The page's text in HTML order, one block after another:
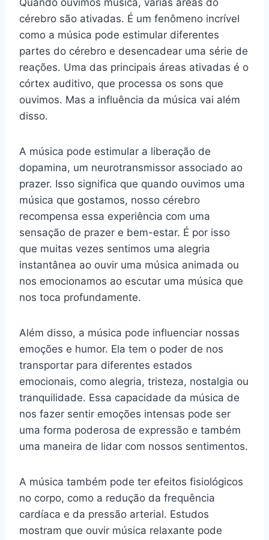
Quando ouvimos música, várias áreas do
cérebro são ativadas. É um fenômeno incrível
como a música pode estimular diferentes
partes do cérebro e desencadear uma série de
reações. Uma das principais áreas ativadas é o
córtex auditivo, que processa os sons que
ouvimos. Mas a influência da música vai além
disso.
A música pode estimular a liberação de
dopamina, um neurotransmissor associado ao
prazer. Isso significa que quando ouvimos uma
música que gostamos, nosso cérebro
recompensa essa experiência com uma
sensação de prazer e bem-estar. É por isso
que muitas vezes sentimos uma alegria
instantânea ao ouvir uma música animada ou
nos emocionamos ao escutar uma música que
nos toca profundamente.
Além disso, a música pode influenciar nossas
emoções e humor. Ela tem o poder de nos
transportar para diferentes estados
emocionais, como alegria, tristeza, nostalgia ou
tranquilidade. Essa capacidade da música de
nos fazer sentir emoções intensas pode ser
uma forma poderosa de expressão e também
uma maneira de lidar com nossos sentimentos.
A música também pode ter efeitos fisiológicos
no corpo, como a redução da frequência
cardíaca e da pressão arterial. Estudos
mostram que ouvir música relaxante pode